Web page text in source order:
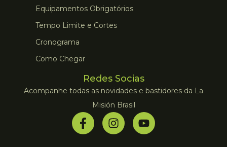
Equipamentos Obrigatórios
Tempo Limite e Cortes
Cronograma
Como Chegar
Redes Socias
Acompanhe todas as novidades e bastidores da La
Misión Brasil